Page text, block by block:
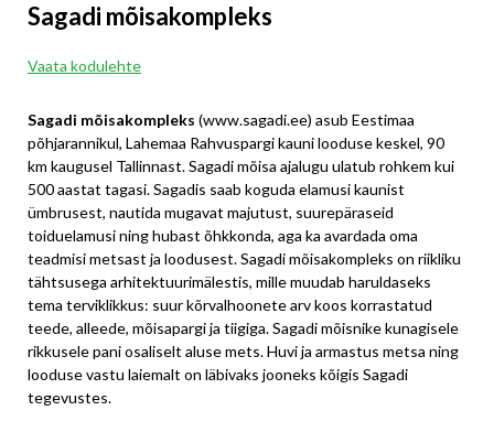
Sagadi mõisakompleks
Vaata kodulehte
Sagadi mõisakompleks (www.sagadi.ee) asub Eestimaa
põhjarannikul, Lahemaa Rahvuspargi kauni looduse keskel, 90
km kaugusel Tallinnast. Sagadi mõisa ajalugu ulatub rohkem kui
500 aastat tagasi. Sagadis saab koguda elamusi kaunist
ümbrusest, nautida mugavat majutust, suurepäraseid
toiduelamusi ning hubast õhkkonda, aga ka avardada oma
teadmisi metsast ja loodusest. Sagadi mõisakompleks on riikliku
tähtsusega arhitektuurimälestis, mille muudab haruldaseks
tema terviklikkus: suur kõrvalhoonete arv koos korrastatud
teede, alleede, mõisapargi ja tiigiga. Sagadi mõisnike kunagisele
rikkusele pani osaliselt aluse mets. Huvi ja armastus metsa ning
looduse vastu laiemalt on läbivaks jooneks kõigis Sagadi
tegevustes.